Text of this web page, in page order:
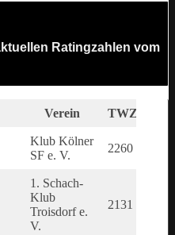
Ratingzahlen vom
Verein TWZ
Klub Kölner
SF e. V.
2260
1. Schach-
Klub
Troisdorf e.
V.
2131